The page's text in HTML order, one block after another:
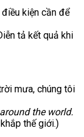
điều kiện cần để
tả kết quả khi
mưa, chúng tôi
the world.
thế giới.)